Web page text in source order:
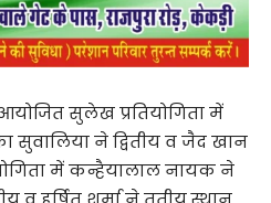
सुलेख प्रतियोगिता में
सुवालिया ने द्वितीय व जैद खान
में कन्हैयालाल नायक ने